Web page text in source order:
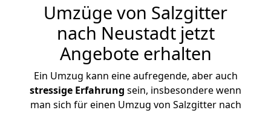
Umzüge von Salzgitter
nach Neustadt jetzt
Angebote erhalten
Ein Umzug kann eine aufregende, aber auch
stressige Erfahrung sein, insbesondere wenn
man sich für einen Umzug von Salzgitter nach